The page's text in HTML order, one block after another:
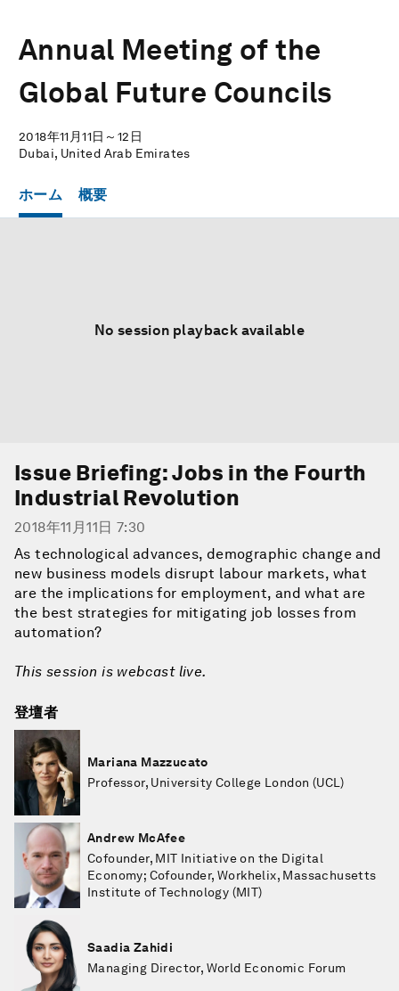
Annual Meeting of the
Global Future Councils
2018年11月11日～12日
Dubai, United Arab Emirates
ホーム 概要
No session playback available
Issue Briefing: Jobs in the Fourth
Industrial Revolution
2018年11月11日 7:30
As technological advances, demographic change and
new business models disrupt labour markets, what
are the implications for employment, and what are
the best strategies for mitigating job losses from
automation?
This session is webcast live.
登壇者
Mariana Mazzucato
Professor, University College London (UCL)
Andrew McAfee
Cofounder, MIT Initiative on the Digital
Economy; Cofounder, Workhelix, Massachusetts
Institute of Technology (MIT)
Saadia Zahidi
Managing Director, World Economic Forum